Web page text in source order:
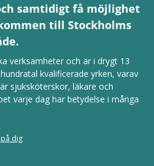
samtidigt få möjlighet
till Stockholms
verksamheter och är i drygt 13
kvalificerade yrken, varav
sjuksköterskor, läkare och
varje dag har betydelse i många
dig